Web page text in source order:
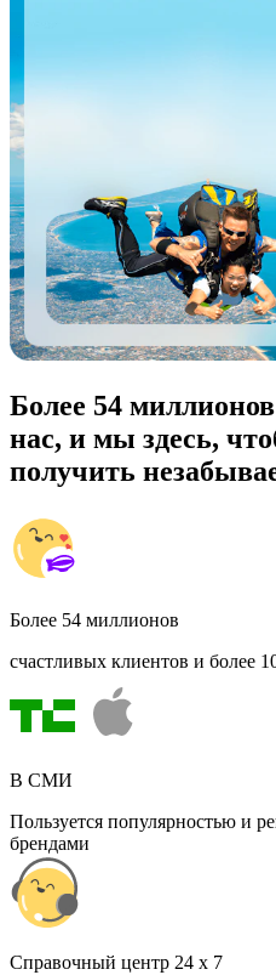
Более 54
нас, и мы здесь,
получить
Более 54 миллионов
счастливых клиентов и более
В СМИ
Пользуется популярностью и
брендами
Cправочный центр 24 x 7